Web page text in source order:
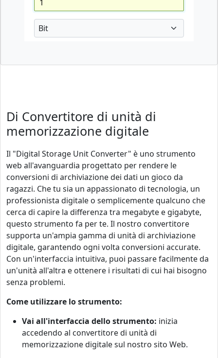
Di Convertitore di unità di
memorizzazione digitale
Il "Digital Storage Unit Converter" è uno strumento
web all'avanguardia progettato per rendere le
conversioni di archiviazione dei dati un gioco da
ragazzi. Che tu sia un appassionato di tecnologia, un
professionista digitale o semplicemente qualcuno che
cerca di capire la differenza tra megabyte e gigabyte,
questo strumento fa per te. Il nostro convertitore
supporta un'ampia gamma di unità di archiviazione
digitale, garantendo ogni volta conversioni accurate.
Con un'interfaccia intuitiva, puoi passare facilmente da
un'unità all'altra e ottenere i risultati di cui hai bisogno
senza problemi.
Come utilizzare lo strumento:
Vai all'interfaccia dello strumento: inizia
accedendo al convertitore di unità di
memorizzazione digitale sul nostro sito Web.